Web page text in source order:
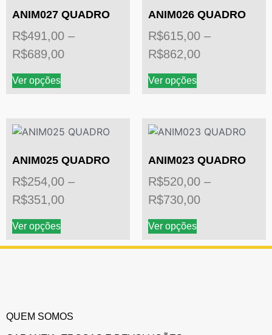
ANIM027 QUADRO
R$491,00 –
R$689,00
Ver opções
ANIM026 QUADRO
R$615,00 –
R$862,00
Ver opções
ANIM025 QUADRO
R$254,00 –
R$351,00
Ver opções
ANIM023 QUADRO
R$520,00 –
R$730,00
Ver opções
QUEM SOMOS